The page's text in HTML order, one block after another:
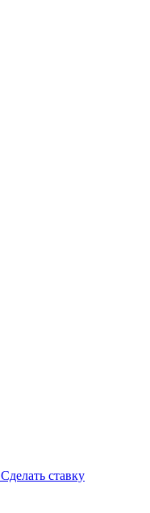
Сделать ставку